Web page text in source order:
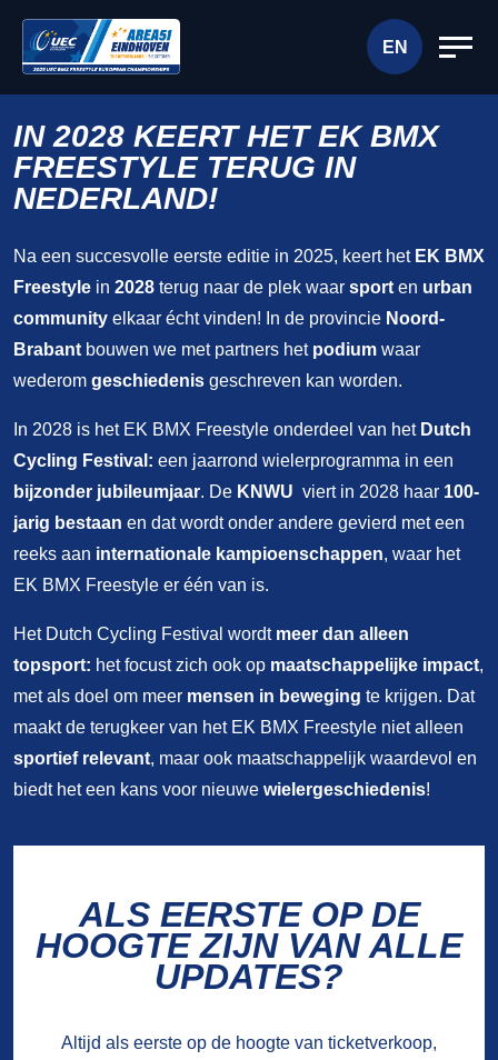
EN
IN 2028 KEERT HET EK BMX
FREESTYLE TERUG IN
NEDERLAND!
Na een succesvolle eerste editie in 2025, keert het EK BMX
Freestyle in 2028 terug naar de plek waar sport en urban
community elkaar écht vinden! In de provincie Noord-
Brabant bouwen we met partners het podium waar
wederom geschiedenis geschreven kan worden.
In 2028 is het EK BMX Freestyle onderdeel van het Dutch
Cycling Festival: een jaarrond wielerprogramma in een
bijzonder jubileumjaar. De KNWU viert in 2028 haar 100-
jarig bestaan en dat wordt onder andere gevierd met een
reeks aan internationale kampioenschappen, waar het
EK BMX Freestyle er één van is.
Het Dutch Cycling Festival wordt meer dan alleen
topsport: het focust zich ook op maatschappelijke impact,
met als doel om meer mensen in beweging te krijgen. Dat
maakt de terugkeer van het EK BMX Freestyle niet alleen
sportief relevant, maar ook maatschappelijk waardevol en
biedt het een kans voor nieuwe wielergeschiedenis!
ALS EERSTE OP DE
HOOGTE ZIJN VAN ALLE
UPDATES?
Altijd als eerste op de hoogte van ticketverkoop,